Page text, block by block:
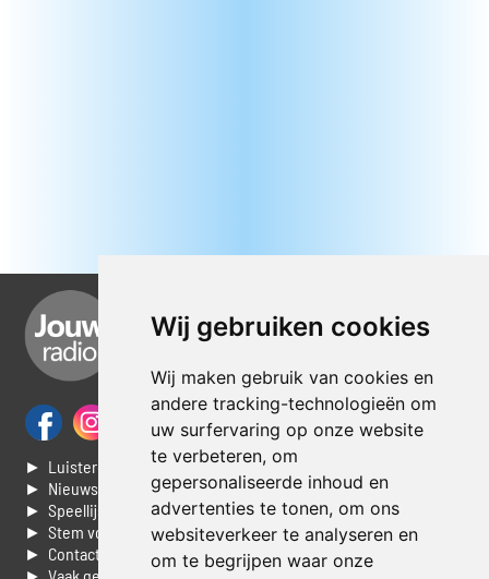
Wij gebruiken cookies
Wij maken gebruik van cookies en
andere tracking-technologieën om
uw surfervaring op onze website
te verbeteren, om
gepersonaliseerde inhoud en
advertenties te tonen, om ons
websiteverkeer te analyseren en
om te begrijpen waar onze
► Luisteren naar Jouwradio
► Nieuws
► Speellijst
► Stem voor de Dag top 3
► Contacteer ons